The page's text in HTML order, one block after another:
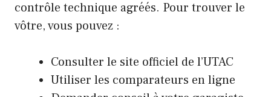
contrôle technique agréés. Pour trouver le
vôtre, vous pouvez :
Consulter le site officiel de l’UTAC
Utiliser les comparateurs en ligne